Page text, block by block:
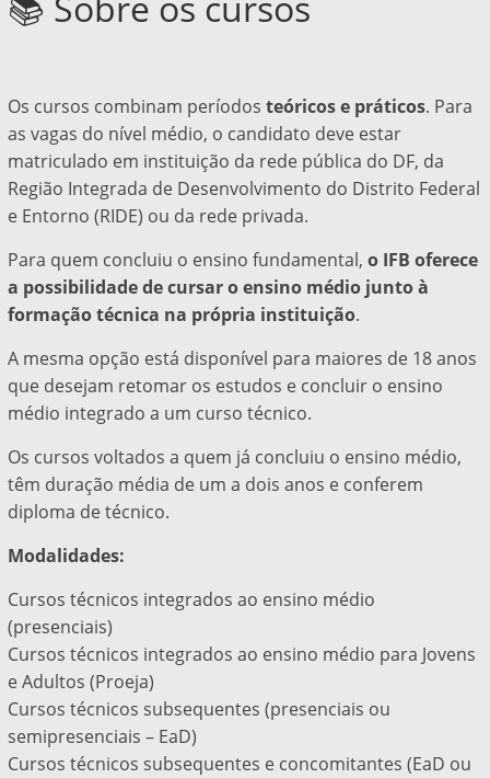
Os cursos combinam períodos teóricos e práticos. Para
as vagas do nível médio, o candidato deve estar
matriculado em instituição da rede pública do DF, da
Região Integrada de Desenvolvimento do Distrito Federal
e Entorno (RIDE) ou da rede privada.
Para quem concluiu o ensino fundamental, o IFB oferece
a possibilidade de cursar o ensino médio junto à
formação técnica na própria instituição.
A mesma opção está disponível para maiores de 18 anos
que desejam retomar os estudos e concluir o ensino
médio integrado a um curso técnico.
Os cursos voltados a quem já concluiu o ensino médio,
têm duração média de um a dois anos e conferem
diploma de técnico.
Modalidades:
Cursos técnicos integrados ao ensino médio
(presenciais)
Cursos técnicos integrados ao ensino médio para Jovens
e Adultos (Proeja)
Cursos técnicos subsequentes (presenciais ou
semipresenciais – EaD)
Cursos técnicos subsequentes e concomitantes (EaD ou